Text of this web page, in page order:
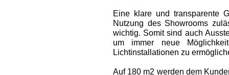
Eine klare und transparente
Nutzung des Showrooms
wichtig. Somit sind auch
um immer neue
Lichtinstallationen zu
Auf 180 m2 werden dem